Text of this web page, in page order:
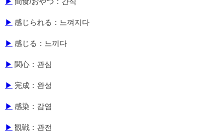
▶ 感じられる：느껴지다
▶ 感じる：느끼다
▶ 関心：관심
▶ 完成：완성
▶ 感染：감염
▶ 観戦：관전